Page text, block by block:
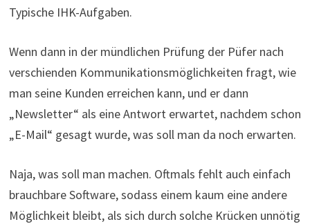
Typische IHK-Aufgaben.
Wenn dann in der mündlichen Prüfung der Püfer nach
verschienden Kommunikationsmöglichkeiten fragt, wie
man seine Kunden erreichen kann, und er dann
„Newsletter“ als eine Antwort erwartet, nachdem schon
„E-Mail“ gesagt wurde, was soll man da noch erwarten.
Naja, was soll man machen. Oftmals fehlt auch einfach
brauchbare Software, sodass einem kaum eine andere
Möglichkeit bleibt, als sich durch solche Krücken unnötig